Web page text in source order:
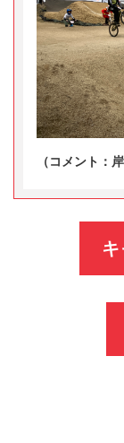
（コメント：